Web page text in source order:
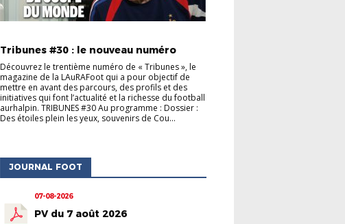
Tribunes #30 : le nouveau numéro
Découvrez le trentième numéro de « Tribunes », le
magazine de la LAuRAFoot qui a pour objectif de
mettre en avant des parcours, des profils et des
initiatives qui font l’actualité et la richesse du football
aurhalpin. TRIBUNES #30 Au programme : Dossier :
Des étoiles plein les yeux, souvenirs de Cou...
JOURNAL FOOT
07-08-2026
PV du 7 août 2026